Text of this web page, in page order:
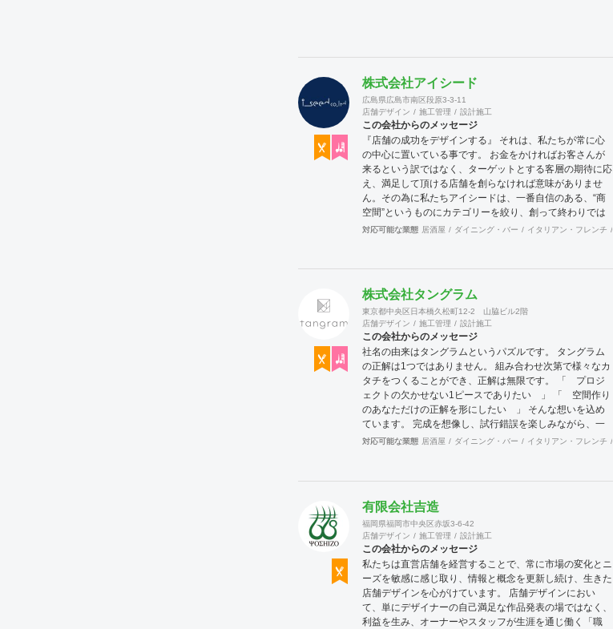
株式会社アイシード
広島県広島市南区段原3-3-11
店舗デザイン
施工管理 設計施工
この会社からのメッセージ
『店舗の成功をデザインする』 それは、私たちが常に心
の中心に置いている事です。 お金をかければお客さんが
来るという訳ではなく、ターゲットとする客層の期待に応
え、満足して頂ける店舗を創らなければ意味がありませ
ん。その為に私たちアイシードは、一番自信のある、“商
空間”というものにカテゴリーを絞り、創って終わりでは
なく、５年先、10年先を見据えながら、お客様のサクセ
対応可能な業態 居酒屋 ダイニング・バー イタリアン・フレンチ
株式会社タングラム
東京都中央区日本橋久松町12-2 山脇ビル2階
店舗デザイン
施工管理 設計施工
この会社からのメッセージ
社名の由来はタングラムというパズルです。 タングラム
の正解は1つではありません。 組み合わせ次第で様々なカ
タチをつくることができ、正解は無限です。 「 プロジ
ェクトの欠かせない1ピースでありたい 」 「 空間作り
のあなただけの正解を形にしたい 」 そんな想いを込め
ています。 完成を想像し、試行錯誤を楽しみながら、 ​一
緒にワクワクしたいと思っています。
対応可能な業態 居酒屋 ダイニング・バー イタリアン・フレンチ
有限会社吉造
福岡県福岡市中央区赤坂3-6-42
店舗デザイン
施工管理 設計施工
この会社からのメッセージ
私たちは直営店舗を経営することで、常に市場の変化とニ
ーズを敏感に感じ取り、情報と概念を更新し続け、生きた
店舗デザインを心がけています。 店舗デザインにおい
て、単にデザイナーの自己満足な作品発表の場ではなく、
利益を生み、オーナーやスタッフが生涯を通じ働く「職